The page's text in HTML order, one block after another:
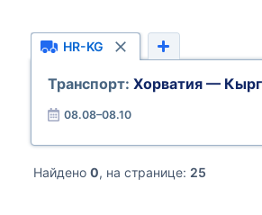
HR-KG
Транспорт: Хорватия —
08.08–08.10
Найдено 0, на странице: 25